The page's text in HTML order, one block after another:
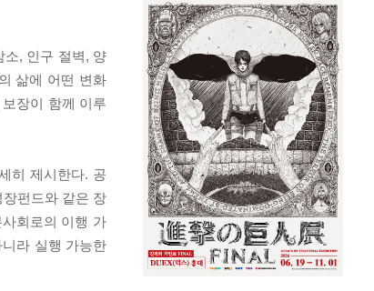
소, 인구 절벽, 양
삶에 어떤 변화
장이 함께 이루
히 제시한다. 공
펀드와 같은 장
회로의 이행 가
라 실행 가능한